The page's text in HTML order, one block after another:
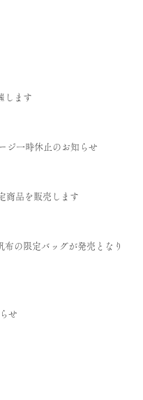
します
ジ一時休止のお知らせ
商品を販売します
の限定バッグが発売となり
せ